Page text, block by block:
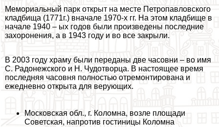
Мемориальный парк открыт на месте Петропавловского
кладбища (1771г.) вначале 1970-х гг. На этом кладбище в
начале 1940 – ых годов были произведены последние
захоронения, а в 1943 году и во все закрыли.
В 2003 году храму были переданы две часовни – во имя
С. Радонежского и Н. Чудотворца. В настоящее время
последняя часовня полностью отремонтирована и
ежедневно открыта для верующих.
Московская обл., г. Коломна, возле площади
Советская, напротив гостиницы Коломна